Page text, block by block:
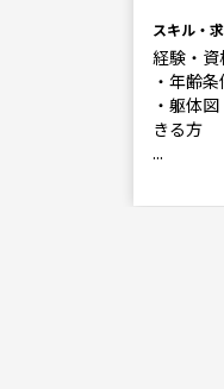
スキル・
経験・資
・年齢
・躯体
きる方
...